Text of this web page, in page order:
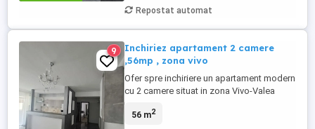
Repostat automat
9
Inchiriez apartament 2 camere
,56mp , zona vivo
Ofer spre inchiriere un apartament modern
cu 2 camere situat in zona Vivo-Valea
mp,apartamentul este amplasat la parter
56 m2